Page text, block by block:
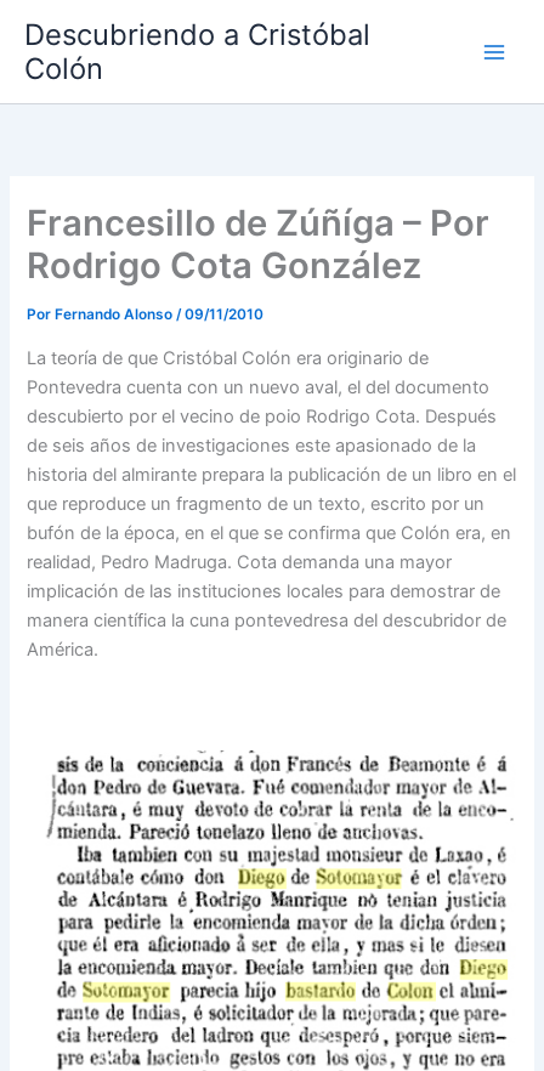
contenido
Descubriendo a Cristóbal
Colón
Francesillo de Zúñíga – Por
Rodrigo Cota González
Por Fernando Alonso/09/11/2010
La teoría de que Cristóbal Colón era originario de
Pontevedra cuenta con un nuevo aval, el del documento
descubierto por el vecino de poio Rodrigo Cota. Después
de seis años de investigaciones este apasionado de la
historia del almirante prepara la publicación de un libro en el
que reproduce un fragmento de un texto, escrito por un
bufón de la época, en el que se confirma que Colón era, en
realidad, Pedro Madruga. Cota demanda una mayor
implicación de las instituciones locales para demostrar de
manera científica la cuna pontevedresa del descubridor de
América.